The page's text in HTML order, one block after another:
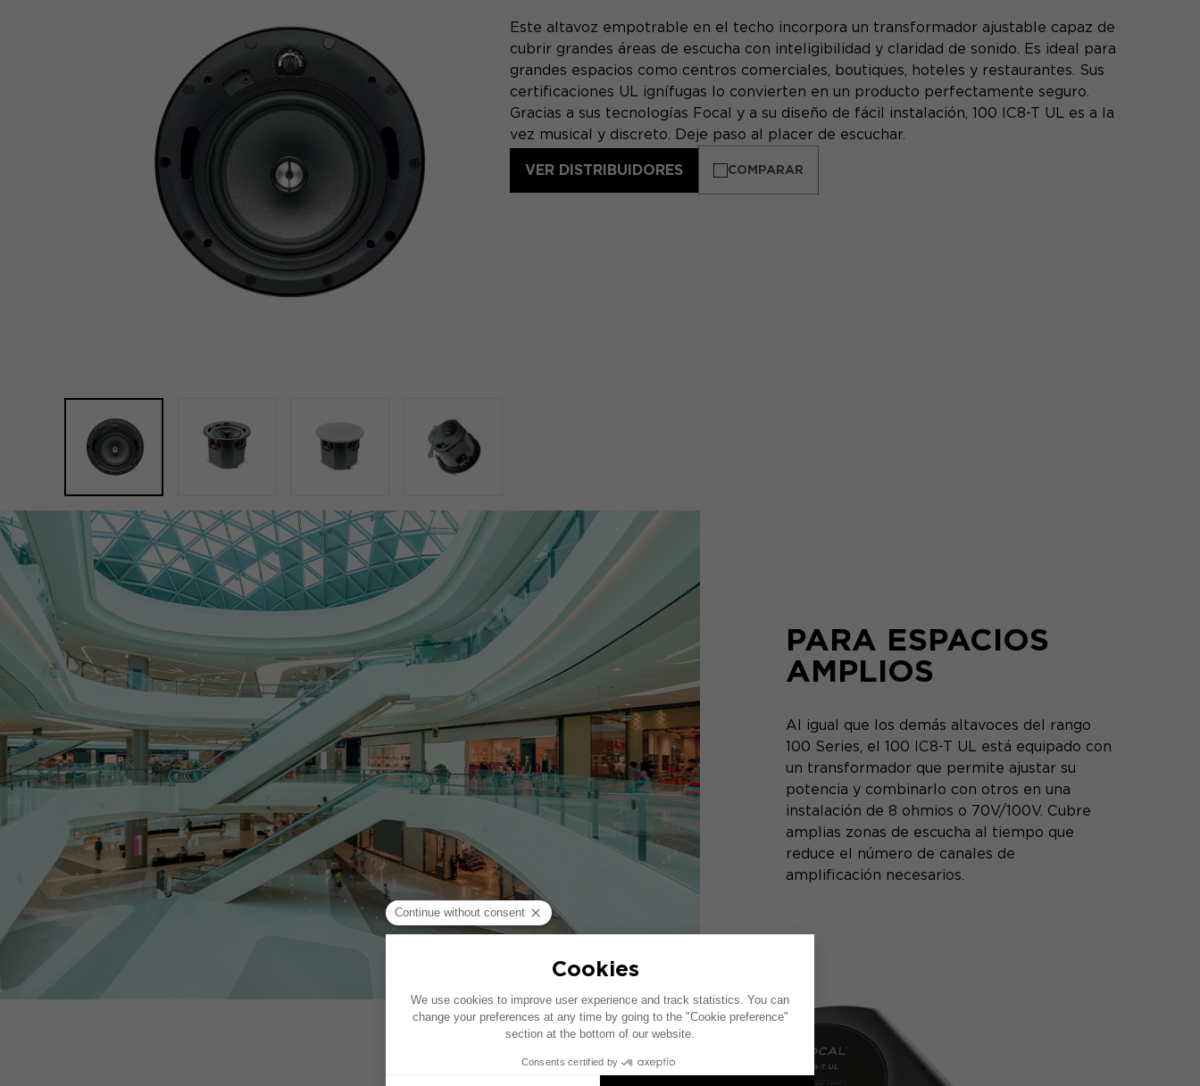
Este altavoz empotrable en el techo incorpora un transformador ajustable capaz de
cubrir grandes áreas de escucha con inteligibilidad y claridad de sonido. Es ideal para
grandes espacios como centros comerciales, boutiques, hoteles y restaurantes. Sus
certificaciones UL ignífugas lo convierten en un producto perfectamente seguro.
Gracias a sus tecnologías Focal y a su diseño de fácil instalación, 100 IC8-T UL es a la
vez musical y discreto. Deje paso al placer de escuchar.
VER DISTRIBUIDORES COMPARAR
PARA ESPACIOS
AMPLIOS
Al igual que los demás altavoces del rango
100 Series, el 100 IC8-T UL está equipado con
un transformador que permite ajustar su
potencia y combinarlo con otros en una
instalación de 8 ohmios o 70V/100V. Cubre
amplias zonas de escucha al tiempo que
reduce el número de canales de
amplificación necesarios.